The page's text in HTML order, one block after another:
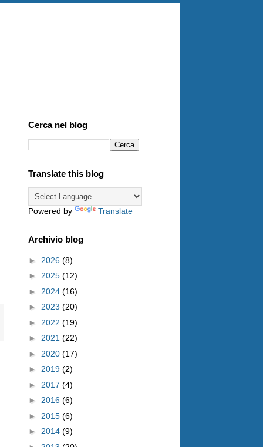
Cerca nel blog
Translate this blog
Powered by Translate
Archivio blog
► 2026 (8)
► 2025 (12)
► 2024 (16)
► 2023 (20)
► 2022 (19)
► 2021 (22)
► 2020 (17)
► 2019 (2)
► 2017 (4)
► 2016 (6)
► 2015 (6)
► 2014 (9)